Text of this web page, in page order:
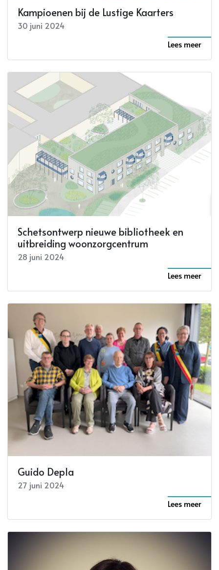
Kampioenen bij de Lustige Kaarters
30 juni 2024
Lees meer
Schetsontwerp nieuwe bibliotheek en
uitbreiding woonzorgcentrum
28 juni 2024
Lees meer
Guido Depla
27 juni 2024
Lees meer